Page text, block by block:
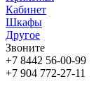
Кабинет
Шкафы
Другое
Звоните
+7 8442 56-00-99
+7 904 772-27-11